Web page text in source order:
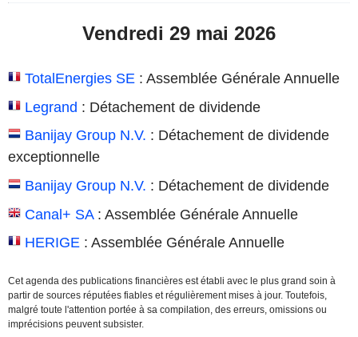
Vendredi 29 mai 2026
TotalEnergies SE : Assemblée Générale Annuelle
Legrand : Détachement de dividende
Banijay Group N.V. : Détachement de dividende
exceptionnelle
Banijay Group N.V. : Détachement de dividende
Canal+ SA: Assemblée Générale Annuelle
HERIGE : Assemblée Générale Annuelle
Cet agenda des publications financières est établi avec le plus grand soin à
partir de sources réputées fiables et régulièrement mises à jour. Toutefois,
malgré toute l'attention portée à sa compilation, des erreurs, omissions ou
imprécisions peuvent subsister.